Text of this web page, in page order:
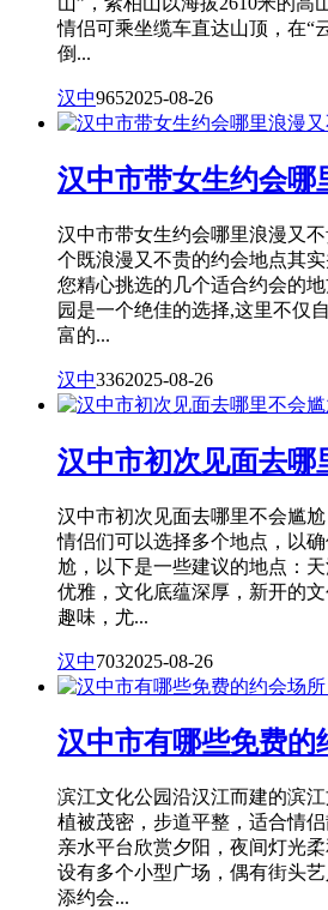
情侣可乘坐缆车直达山顶，在“
倒...
汉中9652025-08-26
汉中市带女生约会哪
汉中市带女生约会哪里浪漫又
个既浪漫又不贵的约会地点其
您精心挑选的几个适合约会的
园是一个绝佳的选择,这里不仅
富的...
汉中3362025-08-26
汉中市初次见面去哪
汉中市初次见面去哪里不会尴
情侣们可以选择多个地点，以
尬，以下是一些建议的地点：
优雅，文化底蕴深厚，新开的
趣味，尤...
汉中7032025-08-26
汉中市有哪些免费的
滨江文化公园沿汉江而建的滨
植被茂密，步道平整，适合情
亲水平台欣赏夕阳，夜间灯光
设有多个小型广场，偶有街头
添约会...